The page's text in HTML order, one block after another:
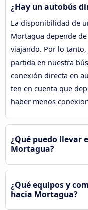
¿Hay un autobús
La disponibilidad de
Mortagua depende
viajando. Por lo
partida en nuestra
conexión directa en
ten en cuenta que
haber menos
¿Qué puedo llevar
Mortagua?
¿Qué equipos y
hacia Mortagua?